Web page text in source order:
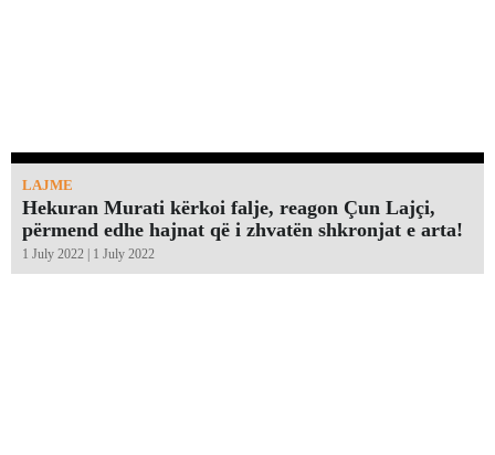
LAJME
Hekuran Murati kërkoi falje, reagon Çun Lajçi,
përmend edhe hajnat që i zhvatën shkronjat e arta!￼
1 July 2022 | 1 July 2022